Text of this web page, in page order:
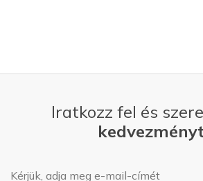
Iratkozz fel és
E-mail-cím